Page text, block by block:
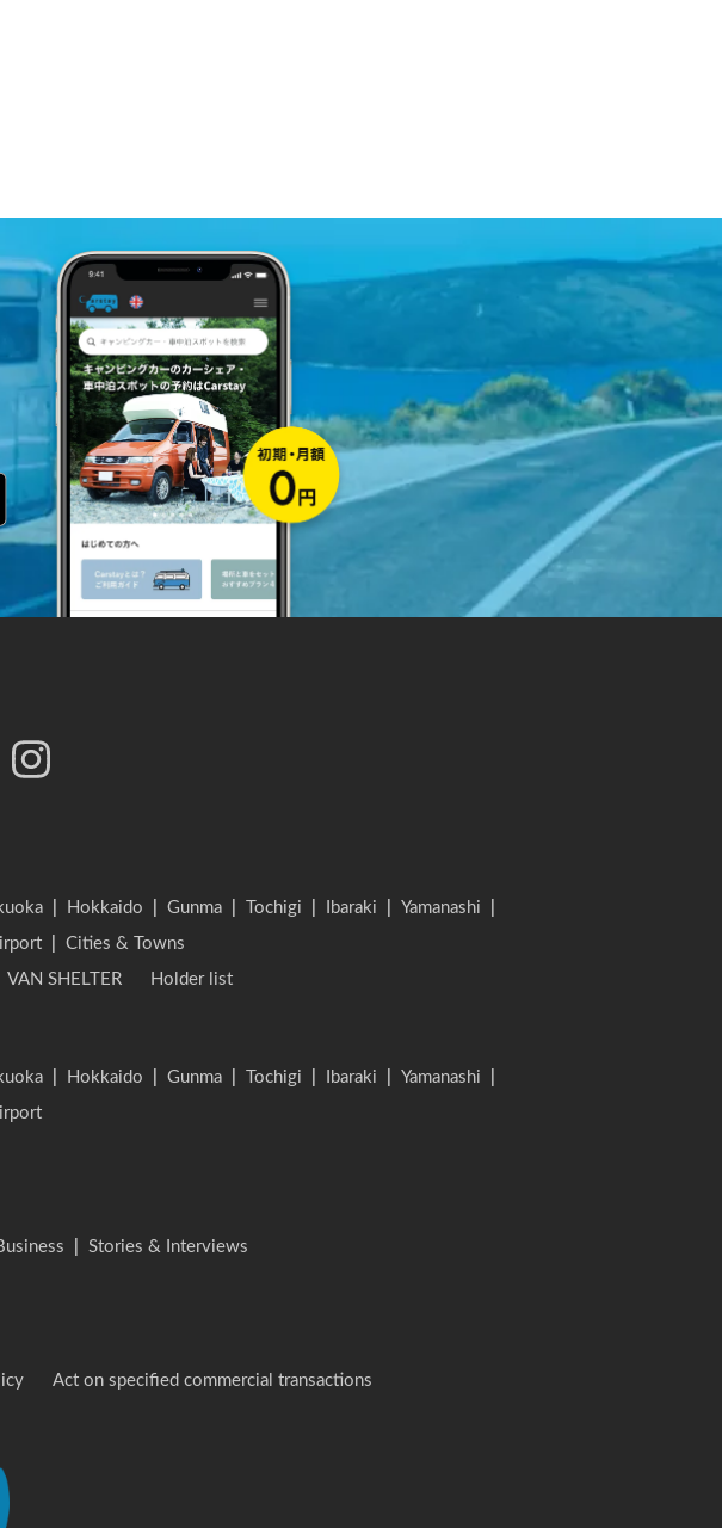
Hokkaido Gunma Tochigi Ibaraki Yamanashi
Cities & Towns
VAN SHELTER Holder list
Hokkaido Gunma Tochigi Ibaraki Yamanashi
Stories & Interviews
Act on specified commercial transactions